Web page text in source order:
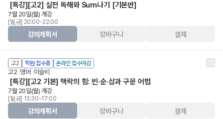
[특강][고2] 실전 독해와 Sum나기 [기본반]
7월 20일(월) 개강
[월,금] 20:00-22:00
강의계획서 장바구니 결제
고2 학원 접수중 온라인 접수마감
고2 영어 이슬비
[특강][고2 기본] 맥락의 힘: 빈·순·삽과 구문 어법
7월 20일(월) 개강
[월,금] 13:30-17:00
강의계획서 장바구니 결제